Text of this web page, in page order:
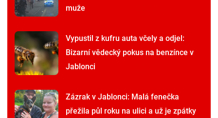
muže
Vypustil z kufru auta včely a odjel:
Bizarní vědecký pokus na benzínce v
Jablonci
Zázrak v Jablonci: Malá fenečka
přežila půl roku na ulici a už je zpátky